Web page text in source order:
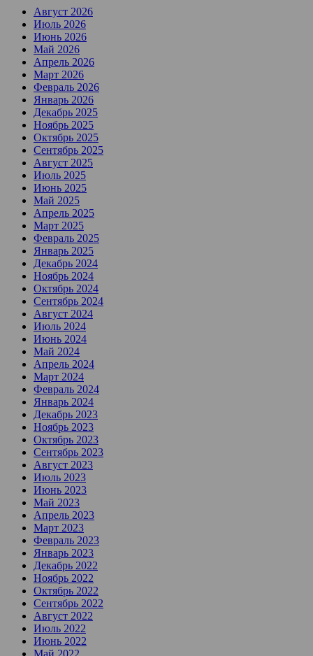
Август 2026
Июль 2026
Июнь 2026
Май 2026
Апрель 2026
Март 2026
Февраль 2026
Январь 2026
Декабрь 2025
Ноябрь 2025
Октябрь 2025
Сентябрь 2025
Август 2025
Июль 2025
Июнь 2025
Май 2025
Апрель 2025
Март 2025
Февраль 2025
Январь 2025
Декабрь 2024
Ноябрь 2024
Октябрь 2024
Сентябрь 2024
Август 2024
Июль 2024
Июнь 2024
Май 2024
Апрель 2024
Март 2024
Февраль 2024
Январь 2024
Декабрь 2023
Ноябрь 2023
Октябрь 2023
Сентябрь 2023
Август 2023
Июль 2023
Июнь 2023
Май 2023
Апрель 2023
Март 2023
Февраль 2023
Январь 2023
Декабрь 2022
Ноябрь 2022
Октябрь 2022
Сентябрь 2022
Август 2022
Июль 2022
Июнь 2022
Май 2022